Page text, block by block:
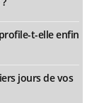
t-elle enfin
jours de vos